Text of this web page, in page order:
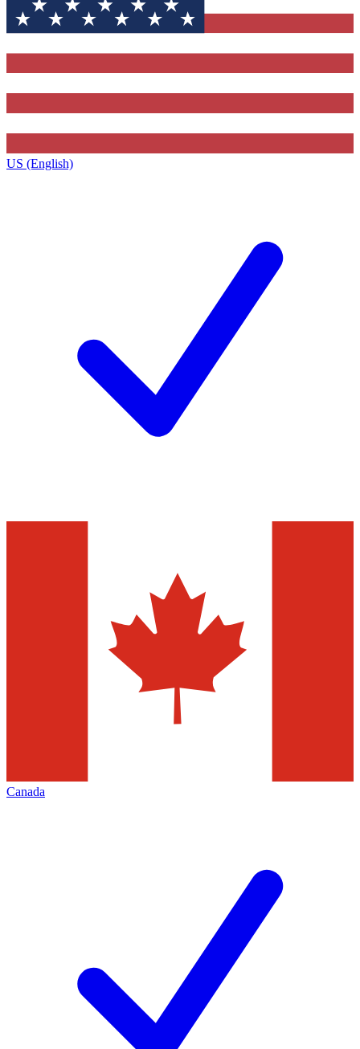
US (English)
Canada